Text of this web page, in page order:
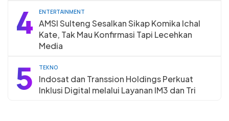
4 ENTERTAINMENT
AMSI Sulteng Sesalkan Sikap Komika Ichal
Kate, Tak Mau Konfirmasi Tapi Lecehkan
Media
5 TEKNO
Indosat dan Transsion Holdings Perkuat
Inklusi Digital melalui Layanan IM3 dan Tri